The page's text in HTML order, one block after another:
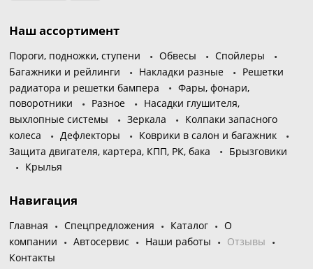
Наш ассортимент
Пороги, подножки, ступени Обвесы
Спойлеры
Багажники и рейлинги
Накладки разные
Решетки
радиатора и решетки бампера
Фары, фонари,
поворотники
Разное
Насадки глушителя,
выхлопные системы
Зеркала
Колпаки запасного
колеса
Дефлекторы
Коврики в салон и багажник
Защита двигателя, картера, КПП, РК, бака
Брызговики
Крылья
Навигация
Главная Спецпредложения Каталог
О
компании
Автосервис Наши работы
Отзывы
Контакты